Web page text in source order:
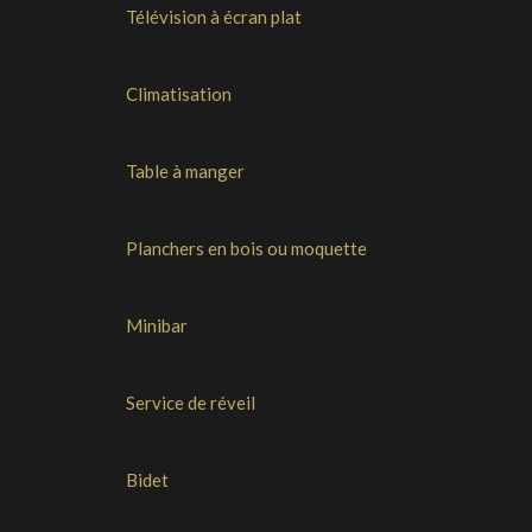
Télévision à écran plat
Climatisation
Table à manger
Planchers en bois ou moquette
Minibar
Service de réveil
Bidet